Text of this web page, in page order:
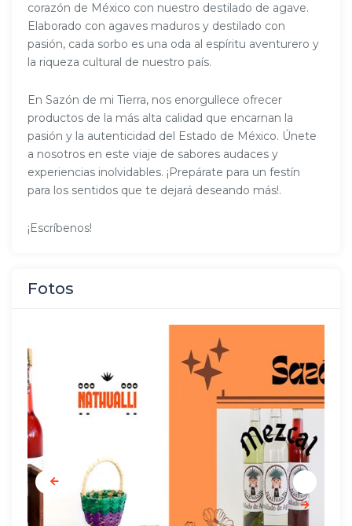
corazón de México con nuestro destilado de agave.
Elaborado con agaves maduros y destilado con
pasión, cada sorbo es una oda al espíritu aventurero y
la riqueza cultural de nuestro país.
En Sazón de mi Tierra, nos enorgullece ofrecer
productos de la más alta calidad que encarnan la
pasión y la autenticidad del Estado de México. Únete
a nosotros en este viaje de sabores audaces y
experiencias inolvidables. ¡Prepárate para un festín
para los sentidos que te dejará deseando más!.
¡Escríbenos!
Fotos